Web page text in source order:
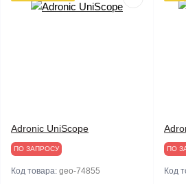
Adronic UniScope
ПО ЗАПРОСУ
Код товара: geo-74855
ПО
Код